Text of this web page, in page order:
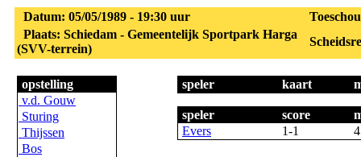
Datum: 05/05/1989 - 19:30 uur
Plaats: Schiedam - Gemeentelijk Sportpark Harga
(SVV-terrein)
opstelling
v.d. Gouw
Sturing
Thijssen
Bos
speler kaart
speler score
Evers
1-1